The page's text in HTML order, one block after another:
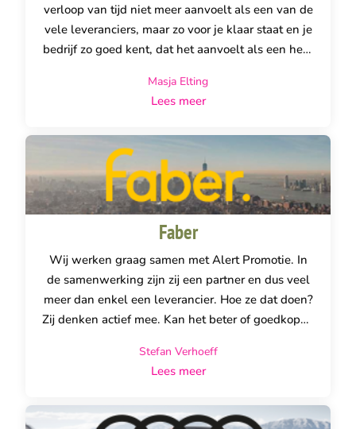
verloop van tijd niet meer aanvoelt als een van de
vele leveranciers, maar zo voor je klaar staat en je
bedrijf zo goed kent, dat het aanvoelt als een hele
ideeën op bijzondere momenten en die net dat
stapje verder gaat. Zo ver, dat er wordt ingepakt
voorbij alle deadlines zijn gegaan. Zei ik
deadlines? Die kennen ze niet; ze regelen het
gewoon. Super betrouwbaar en servicegericht.
Kortom: ik gun iedereen Alert promotie.”
Masja Elting
Lees meer
Faber
Wij werken graag samen met Alert Promotie. In
de samenwerking zijn zij een partner en dus veel
meer dan enkel een leverancier. Hoe ze dat doen?
Zij denken actief mee. Kan het beter of goedkoper,
Geholpen om nieuwe klanten binnen te halen of
de relatie tussen onze huidige klanten en onze
jarenlange samenwerking blijft Alert Promotie
Stefan Verhoeff
Lees meer